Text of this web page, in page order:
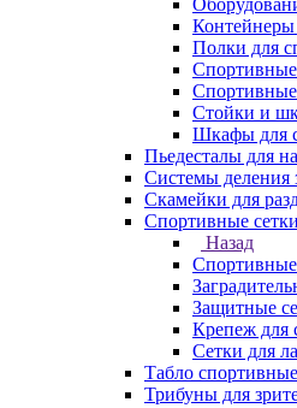
Контейнеры
Полки для
Стойки и
Шкафы для
Пьедесталы для
Системы деления
Скамейки для
Спортивные сетки
Назад
Спортивные
Защитные
Крепеж для
Сетки для
Табло спортивные
Трибуны для